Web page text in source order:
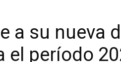
a su nueva
el período